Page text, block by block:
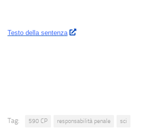
Testo della sentenza
Tag: 590 CP responsabilità penale sci